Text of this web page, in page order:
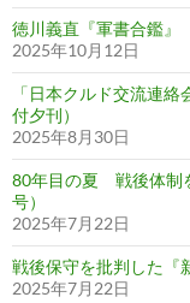
徳川義直『軍書合鑑』
2025年10月12日
「日本クルド交流連
付夕刊）
2025年8月30日
80年目の夏 戦後体制
号）
2025年7月22日
戦後保守を批判した『
2025年7月22日